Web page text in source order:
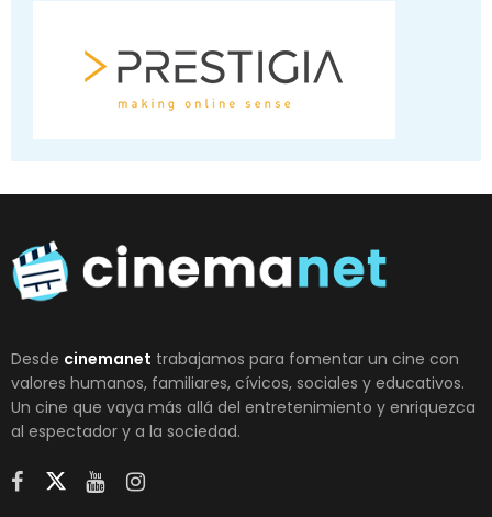
Desde cinemanet trabajamos para fomentar un cine con
valores humanos, familiares, cívicos, sociales y educativos.
Un cine que vaya más allá del entretenimiento y enriquezca
al espectador y a la sociedad.